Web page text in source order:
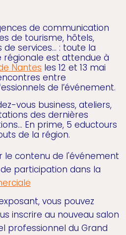
de communication
de tourisme, hôtels,
services… : toute la
régionale est attendue à
Nantes les 12 et 13 mai
entre
de l’événement.
vous business, ateliers,
des dernières
En prime, 5 eductours
de la région.
le contenu de l'événement
participation dans la
vous pouvez
inscrire au nouveau salon
professionnel du Grand